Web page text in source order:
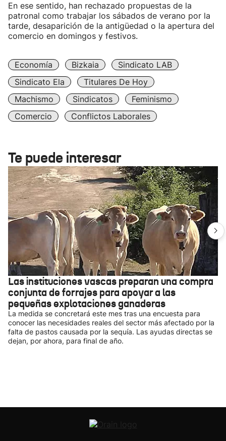
En ese sentido, han rechazado propuestas de la
patronal como trabajar los sábados de verano por la
tarde, desaparición de la antigüedad o la apertura del
comercio en domingos y festivos.
Economía Bizkaia
Sindicato LAB
Sindicato Ela
Titulares De Hoy
Machismo
Sindicatos
Feminismo
Comercio
Conflictos Laborales
Te puede interesar
Las instituciones vascas preparan una compra
conjunta de forrajes para apoyar a las
pequeñas explotaciones ganaderas
La medida se concretará este mes tras una encuesta para
conocer las necesidades reales del sector más afectado por la
falta de pastos causada por la sequía. Las ayudas directas se
dejan, por ahora, para final de año.